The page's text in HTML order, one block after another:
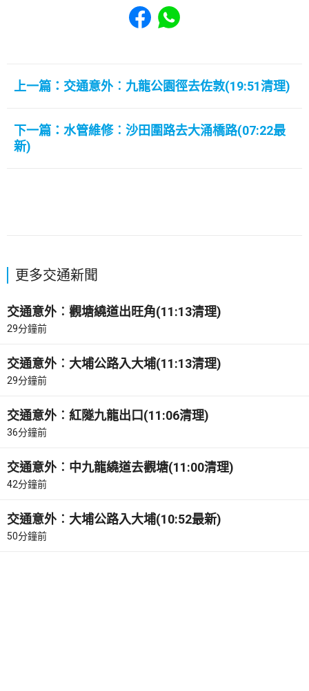
Share to Facebook
Share to WhatsApp
上一篇：交通意外︰九龍公園徑去佐敦(19:51清理)
下一篇：水管維修︰沙田圍路去大涌橋路(07:22最
新)
更多交通新聞
交通意外︰觀塘繞道出旺角(11:13清理)
29分鐘前
交通意外︰大埔公路入大埔(11:13清理)
29分鐘前
交通意外︰紅隧九龍出口(11:06清理)
36分鐘前
交通意外︰中九龍繞道去觀塘(11:00清理)
42分鐘前
交通意外︰大埔公路入大埔(10:52最新)
50分鐘前